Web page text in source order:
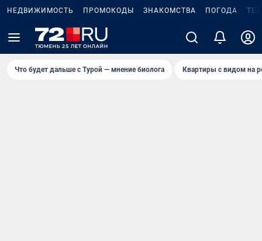
НЕДВИЖИМОСТЬ ПРОМОКОДЫ ЗНАКОМСТВА ПОГОДА
Что будет дальше с Турой — мнение биолога Квартиры с видом на